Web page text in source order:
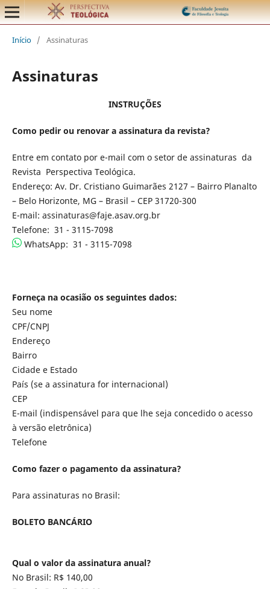
Início / Assinaturas
Assinaturas
INSTRUÇÕES
Como pedir ou renovar a assinatura da revista?
Entre em contato por e-mail com o setor de assinaturas da
Revista Perspectiva Teológica.
Endereço: Av. Dr. Cristiano Guimarães 2127 – Bairro Planalto
– Belo Horizonte, MG – Brasil – CEP 31720-300
E-mail: assinaturas@faje.asav.org.br
Telefone: 31 - 3115-7098
WhatsApp: 31 - 3115-7098
Forneça na ocasião os seguintes dados:
Seu nome
CPF/CNPJ
Endereço
Bairro
Cidade e Estado
País (se a assinatura for internacional)
CEP
E-mail (indispensável para que lhe seja concedido o acesso
à versão eletrônica)
Telefone
Como fazer o pagamento da assinatura?
Para assinaturas no Brasil:
BOLETO BANCÁRIO
Qual o valor da assinatura anual?
No Brasil: R$ 140,00